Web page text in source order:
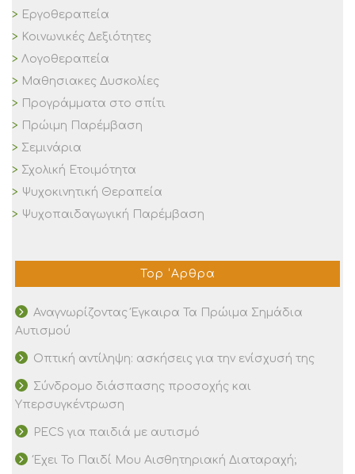
Εργοθεραπεία
Κοινωνικές Δεξιότητες
Λογοθεραπεία
Μαθησιακες Δυσκολίες
Προγράμματα στο σπίτι
Πρώιμη Παρέμβαση
Σεμινάρια
Σχολική Ετοιμότητα
Ψυχοκινητική Θεραπεία
Ψυχοπαιδαγωγική Παρέμβαση
Top ‘Αρθρα
Αναγνωρίζοντας Έγκαιρα Τα Πρώιμα Σημάδια
Αυτισμού
Οπτική αντίληψη: ασκήσεις για την ενίσχυσή της
Σύνδρομο διάσπασης προσοχής και
Υπερσυγκέντρωση
PECS για παιδιά με αυτισμό
Έχει Το Παιδί Μου Αισθητηριακή Διαταραχή;